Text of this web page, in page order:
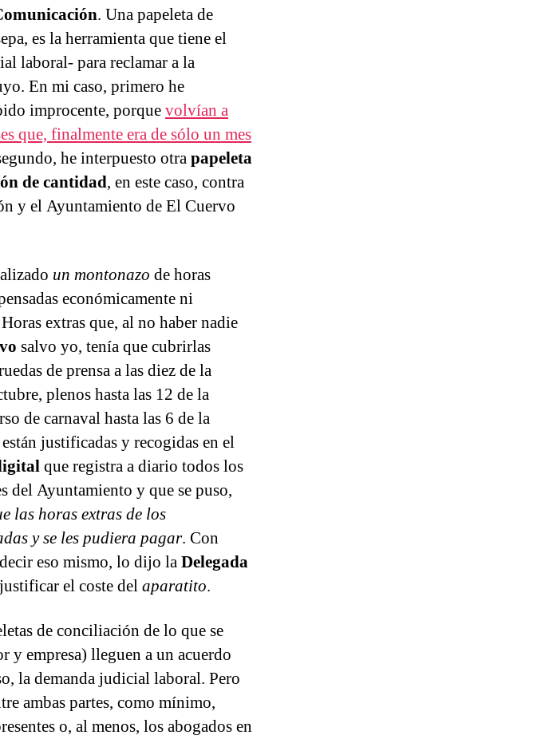
. Una papeleta de
es la herramienta que tiene el
laboral- para reclamar a la
En mi caso, primero he
improcente, porquevolvían a
que, finalmente era de sólo un mes
he interpuesto otrapapeleta
de cantidad, en este caso, contra
y el Ayuntamiento de El Cuervo
un montonazo de horas
económicamente ni
extras que, al no haber nadie
salvo yo, tenía que cubrirlas
de prensa a las diez de la
plenos hasta las 12 de la
de carnaval hasta las 6 de la
justificadas y recogidas en el
que registra a diario todos los
del Ayuntamiento y que se puso,
las horas extras de los
y se les pudiera pagar. Con
eso mismo, lo dijo laDelegada
el coste delaparatito.
de conciliación de lo que se
y empresa) lleguen a un acuerdo
la demanda judicial laboral. Pero
ambas partes, como mínimo,
o, al menos, los abogados en